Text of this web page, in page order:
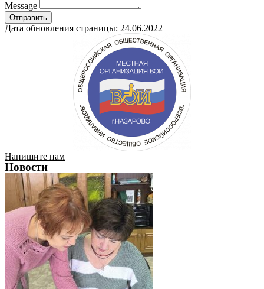
Message
Отправить
Дата обновления страницы: 24.06.2022
Напишите нам
Новости